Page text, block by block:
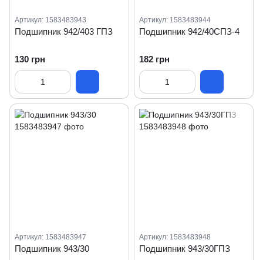
Артикул: 1583483943
Подшипник 942/403 ГПЗ
130 грн
Артикул: 1583483944
Подшипник 942/40СПЗ-4
182 грн
Артикул: 1583483947
Подшипник 943/30
Артикул: 1583483948
Подшипник 943/30ГПЗ